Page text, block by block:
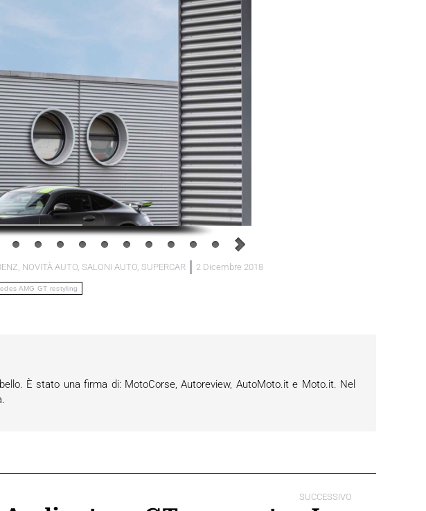
, NOVITÀ AUTO, SALONI AUTO, SUPERCAR 2 Dicembre 2018
AMG GT restyling
È stato una firma di: MotoCorse, Autoreview, AutoMoto.it e Moto.it. Nel
SUCCESSIVO